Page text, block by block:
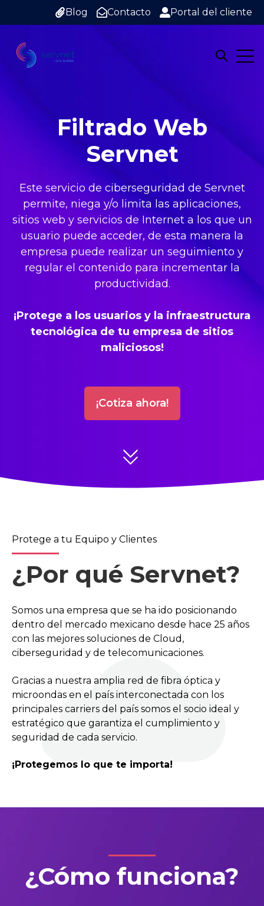
Blog Contacto Portal del cliente
Open
Filtrado Web
Servnet
Este servicio de ciberseguridad de Servnet
permite, niega y/o limita las aplicaciones,
sitios web y servicios de Internet a los que un
usuario puede acceder, de esta manera la
empresa puede realizar un seguimiento y
regular el contenido para incrementar la
productividad.
¡Protege a los usuarios y la infraestructura
tecnológica de tu empresa de sitios
maliciosos!
¡Cotiza ahora!
Protege a tu Equipo y Clientes
¿Por qué Servnet?
Somos una empresa que se ha ido posicionando
dentro del mercado mexicano desde hace 25 años
con las mejores soluciones de Cloud,
ciberseguridad y de telecomunicaciones.
Gracias a nuestra amplia red de fibra óptica y
microondas en el país interconectada con los
principales carriers del país somos el socio ideal y
estratégico que garantiza el cumplimiento y
seguridad de cada servicio.
¡Protegemos lo que te importa!
¿Cómo funciona?